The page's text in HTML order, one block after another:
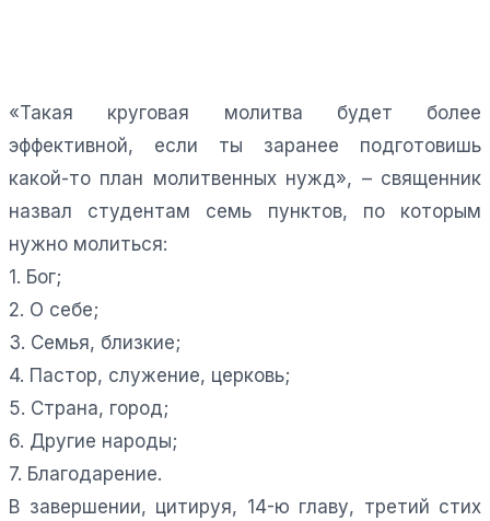
«Такая круговая молитва будет более
эффективной, если ты заранее подготовишь
какой-то план молитвенных нужд», – священник
назвал студентам семь пунктов, по которым
нужно молиться:
1. Бог;
2. О себе;
3. Семья, близкие;
4. Пастор, служение, церковь;
5. Страна, город;
6. Другие народы;
7. Благодарение.
В завершении, цитируя, 14-ю главу, третий стих